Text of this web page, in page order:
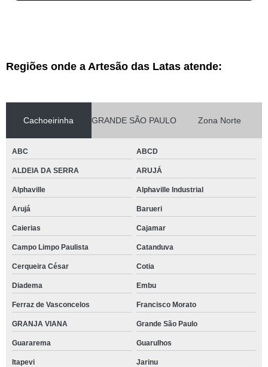
Regiões onde a Artesão das Latas atende:
Cachoeirinha GRANDE SÃO PAULO Zona Norte
ABC ABCD
ALDEIA DA SERRA ARUJÁ
Alphaville Alphaville Industrial
Arujá Barueri
Caierias Cajamar
Campo Limpo Paulista Catanduva
Cerqueira César Cotia
Diadema Embu
Ferraz de Vasconcelos Francisco Morato
GRANJA VIANA Grande São Paulo
Guararema Guarulhos
Itapevi Jarinu